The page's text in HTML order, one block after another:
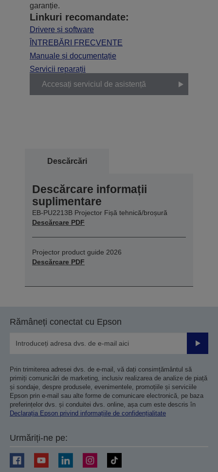
garanție.
Linkuri recomandate:
Drivere și software
ÎNTREBĂRI FRECVENTE
Manuale și documentație
Servicii reparații
Accesați serviciul de asistență
Descărcări
Descărcare informații
suplimentare
EB-PU2213B Projector Fișă tehnică/broșură
Descărcare PDF
Projector product guide 2026
Descărcare PDF
Rămâneți conectat cu Epson
Prin trimiterea adresei dvs. de e-mail, vă dați consimțământul să
primiți comunicări de marketing, inclusiv realizarea de analize de piață
și sondaje, despre produsele, evenimentele, promoțiile și serviciile
Epson prin e-mail sau alte forme de comunicare electronică, pe baza
preferințelor dvs. și conduitei dvs. online, așa cum este descris în
Declarația Epson privind informațiile de confidențialitate
Urmăriți-ne pe: